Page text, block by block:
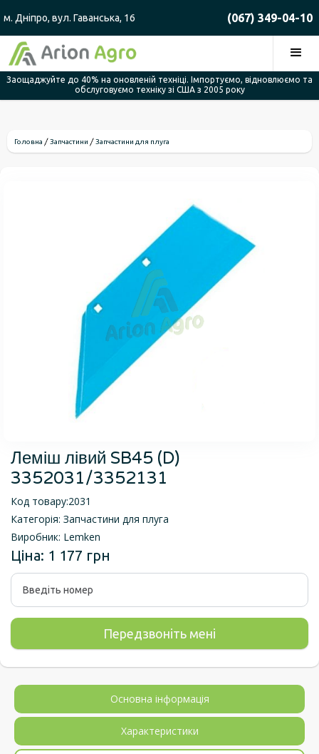
м. Дніпро, вул. Гаванська, 16 (067) 349-04-10
Заощаджуйте до 40% на оновленій техніці. Імпортуємо, відновлюємо та
обслуговуємо техніку зі США з 2005 року
Головна Запчастини Запчастини для плуга
Леміш лівий SB45 (D)
3352031/3352131
Код товару:2031
Категорія: Запчастини для плуга
Виробник: Lemken
Ціна: 1 177 грн
Основна інформація
Характеристики